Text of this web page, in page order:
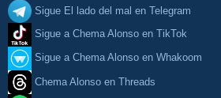
Sigue El lado del mal en Telegram
Sigue a Chema Alonso en TikTok
Sigue a Chema Alonso en Whakoom
Chema Alonso en Threads